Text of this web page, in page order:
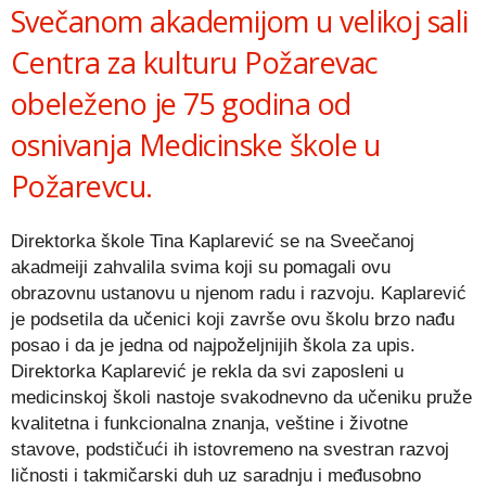
Svečanom akademijom u velikoj sali
Centra za kulturu Požarevac
obeleženo je 75 godina od
osnivanja Medicinske škole u
Požarevcu.
Direktorka škole Tina Kaplarević se na Sveečanoj
akadmeiji zahvalila svima koji su pomagali ovu
obrazovnu ustanovu u njenom radu i razvoju. Kaplarević
je podsetila da učenici koji završe ovu školu brzo nađu
posao i da je jedna od najpoželjnijih škola za upis.
Direktorka Kaplarević je rekla da svi zaposleni u
medicinskoj školi nastoje svakodnevno da učeniku pruže
kvalitetna i funkcionalna znanja, veštine i životne
stavove, podstičući ih istovremeno na svestran razvoj
ličnosti i takmičarski duh uz saradnju i međusobno